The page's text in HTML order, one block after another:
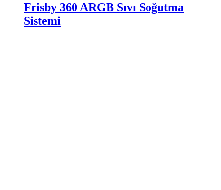
Frisby 360 ARGB Sıvı Soğutma
Sistemi